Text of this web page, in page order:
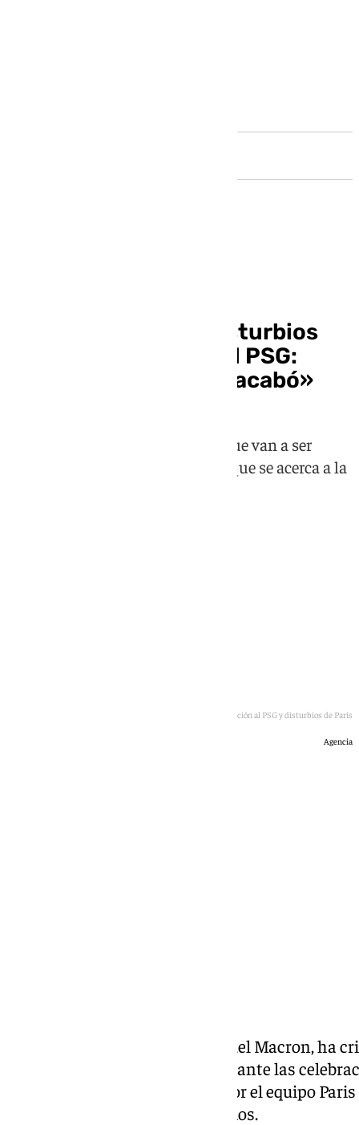
Macron critica los disturbios
tras la Champions del PSG:
«Estamos hartos, se acabó»
El presidente de Francia afirma que van a ser
"implacables" con los detenidos, que se acerca a la
Macron junto a Al-Khelaifi en la recepción al PSG y disturbios de París
Agencia
El presidente francés, Emmanuel Macron, ha
ocurridos el sábado en París durante las
Campeones de fútbol logrado por el equipo
saldado con más de 450 detenidos.